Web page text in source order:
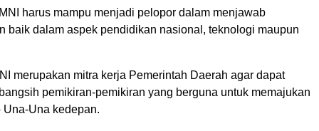
harus mampu menjadi pelopor dalam menjawab
baik dalam aspek pendidikan nasional, teknologi maupun
merupakan mitra kerja Pemerintah Daerah agar dapat
pemikiran-pemikiran yang berguna untuk memajukan
Una-Una kedepan.